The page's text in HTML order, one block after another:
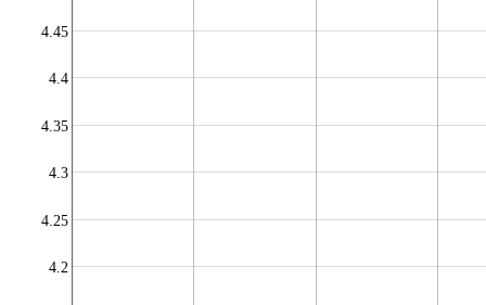
4.2
4.25
4.3
4.35
4.4
4.45